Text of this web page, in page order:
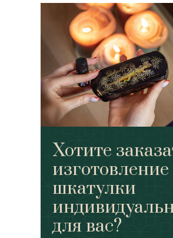
Хотите
изготовление
шкатулки
для вас?